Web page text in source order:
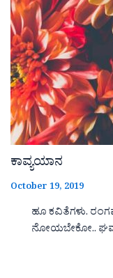
ಕಾವ್ಯಯಾನ
October 19, 2019
ಹೂ ಕವಿತೆಗಳು.
ನೋಯಬೇಕೋ..